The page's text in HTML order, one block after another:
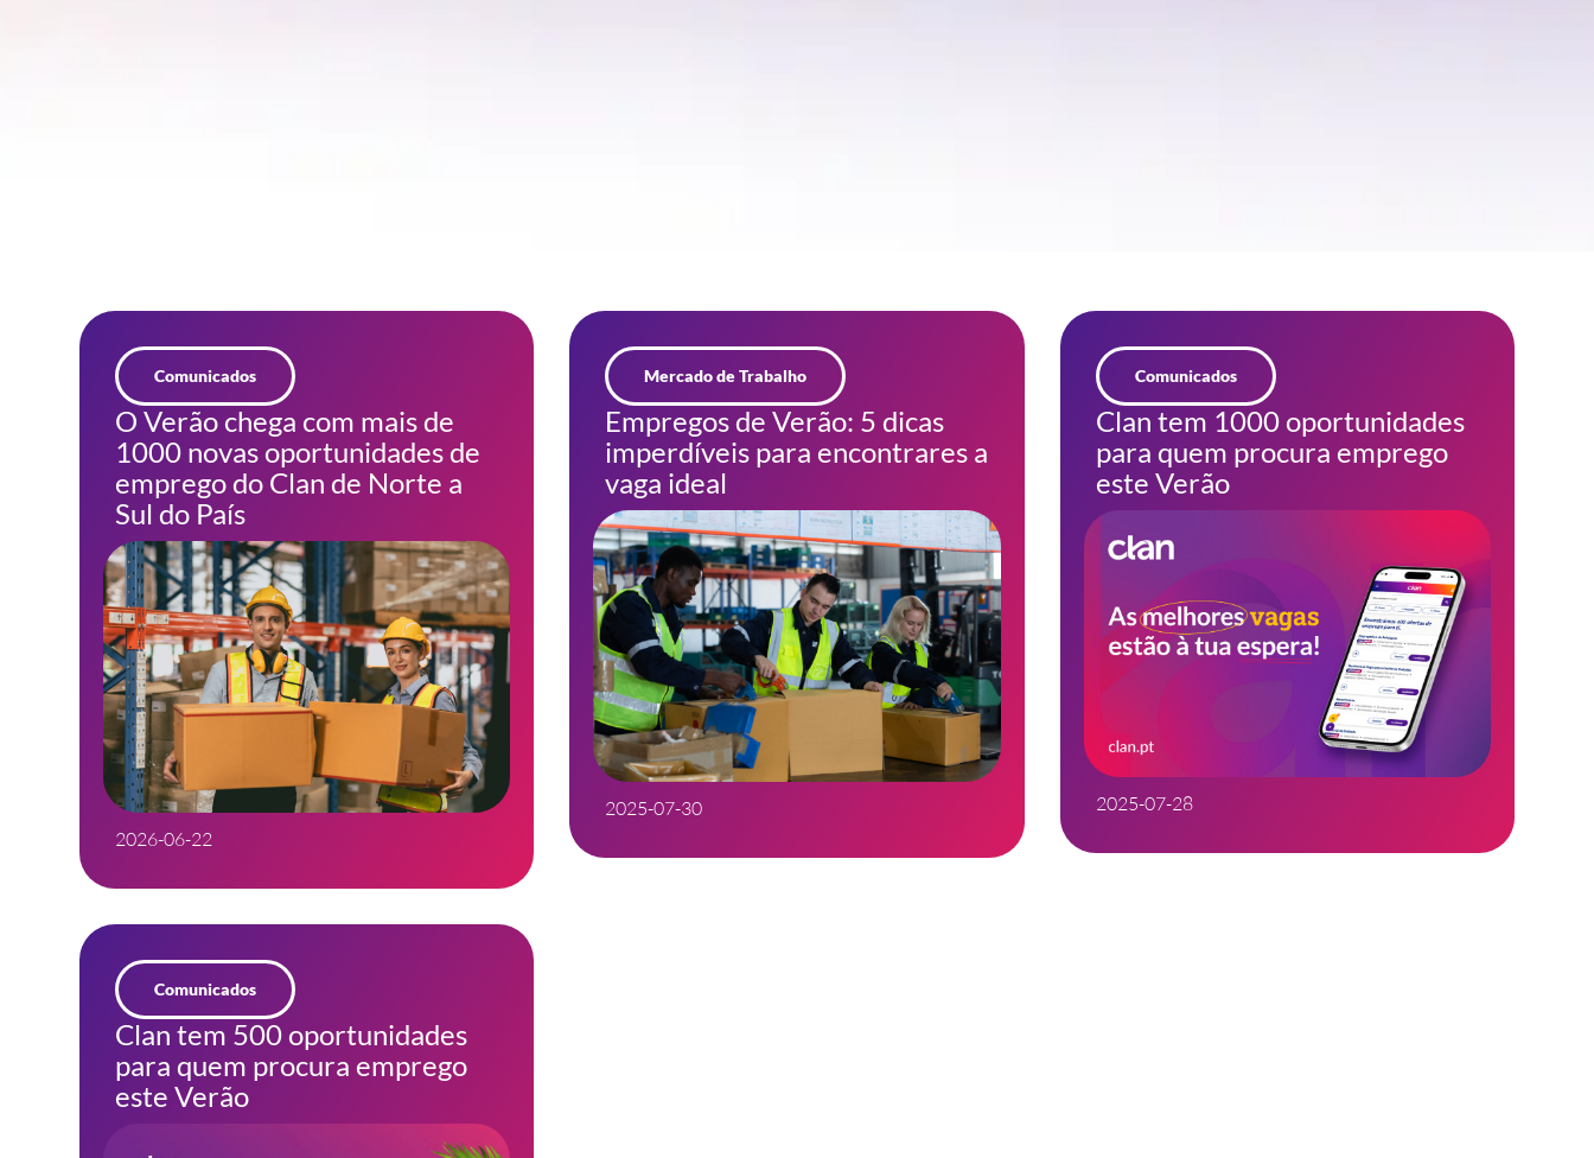
Comunicados
O Verão chega com mais de
1000 novas oportunidades de
emprego do Clan de Norte a
Sul do País
2026-06-22
Mercado de Trabalho
Empregos de Verão: 5 dicas
imperdíveis para encontrares a
vaga ideal
2025-07-30
Comunicados
Clan tem 1000 oportunidades
para quem procura emprego
este Verão
2025-07-28
Comunicados
Clan tem 500 oportunidades
para quem procura emprego
este Verão